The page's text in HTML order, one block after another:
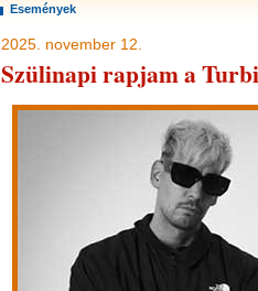
Események
2025. november 12.
Szülinapi rapjam a